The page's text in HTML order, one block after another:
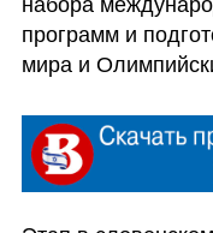
программ и
мира и